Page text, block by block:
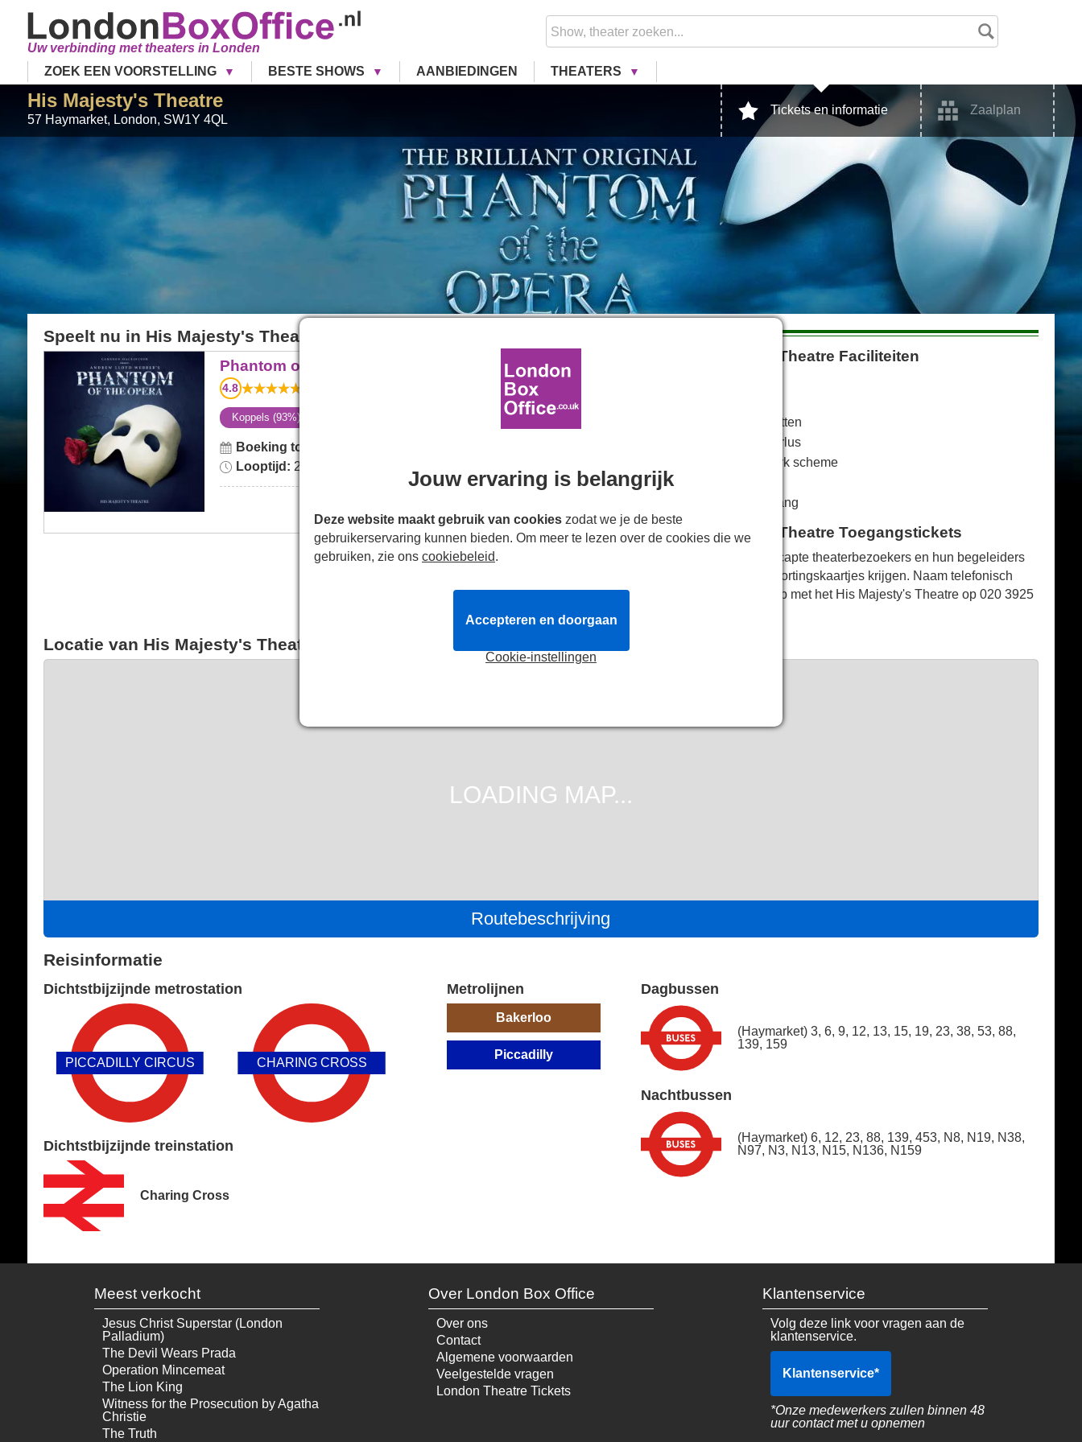
Uw verbinding met theaters in Londen
ZOEK EEN VOORSTELLING
BESTE SHOWS AANBIEDINGEN THEATERS
His Majesty's Theatre
57 Haymarket, London, SW1Y 4QL
Tickets en informatie Zaalplan
Speelt nu in His Majesty's Theatre
Phantom of the Opera Phantom of the Opera
4.8
Koppels (93%)
Boeking tot:
Looptijd: 2hr 30min. Incl. 20min interval.
His Majesty's Theatre Faciliteiten
Invalidentoiletten
Infrarood hoorlus
Lid van Q-Park scheme
Rolstoeltoegang
His Majesty's Theatre Toegangstickets
Gehandicapte theaterbezoekers en hun begeleiders
kunnen kortingskaartjes krijgen. Naam telefonisch
contact op met het His Majesty's Theatre op 020 3925
Locatie van His Majesty's Theatre
Routebeschrijving
Reisinformatie
Dichtstbijzijnde metrostation
PICCADILLY CIRCUS CHARING CROSS
Dichtstbijzijnde treinstation
Charing Cross
Metrolijnen
Bakerloo
Piccadilly
Dagbussen
(Haymarket) 3, 6, 9, 12, 13, 15, 19, 23, 38, 53, 88,
139, 159
Nachtbussen
(Haymarket) 6, 12, 23, 88, 139, 453, N8, N19, N38,
N97, N3, N13, N15, N136, N159
Meest verkocht
Jesus Christ Superstar (London
Palladium)
The Devil Wears Prada
Operation Mincemeat
The Lion King
Witness for the Prosecution by Agatha
Christie
The Truth
Over London Box Office
Over ons
Contact
Algemene voorwaarden
Veelgestelde vragen
London Theatre Tickets
Klantenservice
Volg deze link voor vragen aan de
klantenservice.
Klantenservice*
*Onze medewerkers zullen binnen 48
uur contact met u opnemen
Jouw ervaring is belangrijk
Deze website maakt gebruik van cookies zodat we je de beste
gebruikerservaring kunnen bieden. Om meer te lezen over de cookies die we
gebruiken, zie ons cookiebeleid.
Cookie-instellingen
Accepteren en doorgaan